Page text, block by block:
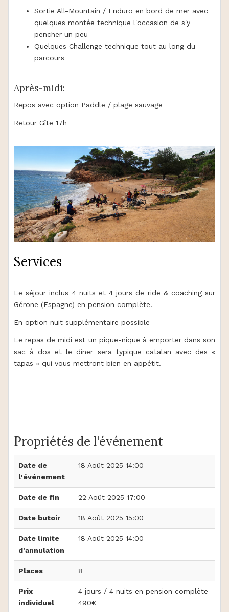
Sortie All-Mountain / Enduro en bord de mer avec
quelques montée technique l'occasion de s'y
pencher un peu
Quelques Challenge technique tout au long du
parcours
Après-midi:
Repos avec option Paddle / plage sauvage
Retour Gîte 17h
Services
Le séjour inclus 4 nuits et 4 jours de ride & coaching sur
Gérone (Espagne) en pension complète.
En option nuit supplémentaire possible
Le repas de midi est un pique-nique à emporter dans son
sac à dos et le diner sera typique catalan avec des «
tapas » qui vous mettront bien en appétit.
Propriétés de l'événement
Date de
l'événement
18 Août 2025 14:00
Date de fin 22 Août 2025 17:00
Date butoir 18 Août 2025 15:00
Date limite
d'annulation
18 Août 2025 14:00
Places 8
Prix
individuel
4 jours / 4 nuits en pension complète
490€